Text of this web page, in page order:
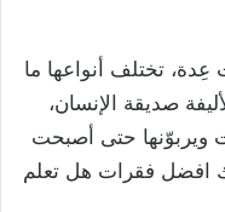
عِدة، تختلف أنواعها ما
صديقة الإنسان،
ويربوّنها حتى أصبحت
افضل فقرات هل تعلم